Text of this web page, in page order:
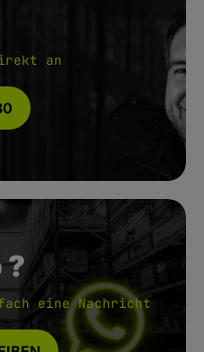
an
eine Nachricht